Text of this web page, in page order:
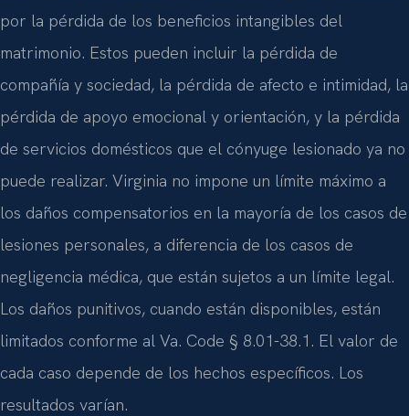
por la pérdida de los beneficios intangibles del
matrimonio. Estos pueden incluir la pérdida de
compañía y sociedad, la pérdida de afecto e intimidad, la
pérdida de apoyo emocional y orientación, y la pérdida
de servicios domésticos que el cónyuge lesionado ya no
puede realizar. Virginia no impone un límite máximo a
los daños compensatorios en la mayoría de los casos de
lesiones personales, a diferencia de los casos de
negligencia médica, que están sujetos a un límite legal.
Los daños punitivos, cuando están disponibles, están
limitados conforme al Va. Code § 8.01-38.1. El valor de
cada caso depende de los hechos específicos. Los
resultados varían.